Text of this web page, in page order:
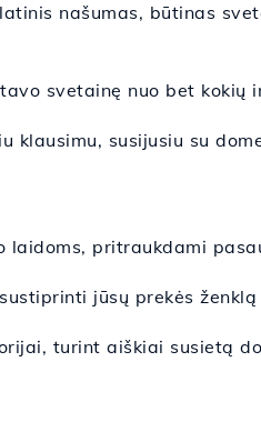
našumas, būtinas
svetainę nuo bet kokių
klausimu, susijusiu su
pritraukdami
jūsų prekės
turint aiškiai susietą